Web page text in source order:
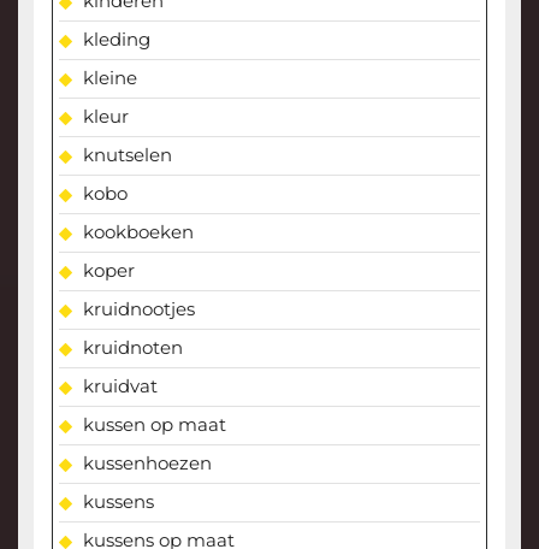
kleding
kleine
kleur
knutselen
kobo
kookboeken
koper
kruidnootjes
kruidnoten
kruidvat
kussen op maat
kussenhoezen
kussens
kussens op maat